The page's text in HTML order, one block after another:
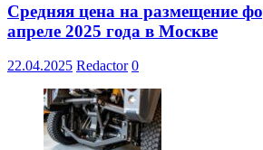
Средняя цена на размещение
апреле 2025 года в Москве
22.04.2025 Redactor 0